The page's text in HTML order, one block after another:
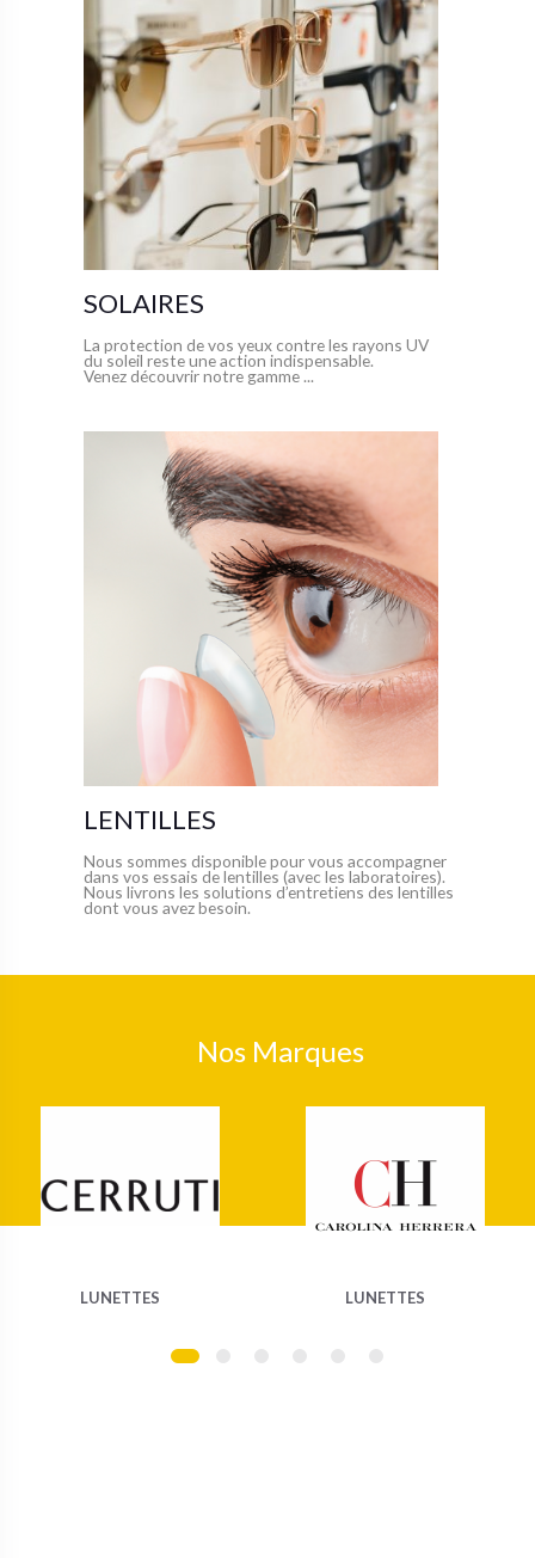
SOLAIRES
La protection de vos yeux contre les rayons UV
du soleil reste une action indispensable.
Venez découvrir notre gamme ...
LENTILLES
Nous sommes disponible pour vous accompagner
dans vos essais de lentilles (avec les laboratoires).
Nous livrons les solutions d’entretiens des lentilles
dont vous avez besoin.
Nos Marques
LUNETTES LUNETTES